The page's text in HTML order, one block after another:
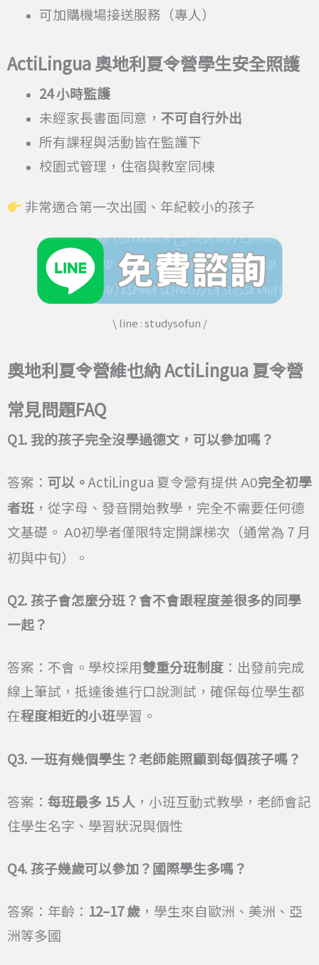
可加購機場接送服務（專人）
ActiLingua奧地利夏令營學生安全照護
24小時監護
未經家長書面同意， 不可自行外出
所有課程與活動皆在監護下
校園式管理，住宿與教室同棟
非常適合第一次出國、年紀較小的孩子
\ line : studysofun /
奧地利夏令營維也納 ActiLingua 夏令營
常見問題FAQ
Q1. 我的孩子完全沒學過德文，可以參加嗎？
答案： 可以。ActiLingua 夏令營有提供 A0完全初學
者班 ，從字母、發音開始教學，完全不需要任何德
文基礎。 A0初學者僅限特定開課梯次（通常為 7 月
初與中旬）。
Q2.孩子會怎麼分班？會不會跟程度差很多的同學
一起？
答案：不會。學校採用雙重分班制度 ：出發前完成
線上筆試，抵達後進行口說測試，確保每位學生都
在程度相近的小班學習。
Q3. 一班有幾個學生？老師能照顧到每個孩子嗎？
答案： 每班最多 15 人 ，小班互動式教學，老師會記
住學生名字、學習狀況與個性
Q4.孩子幾歲可以參加？國際學生多嗎？
答案：年齡： 12–17 歲 ，學生來自歐洲、美洲、亞
洲等多國